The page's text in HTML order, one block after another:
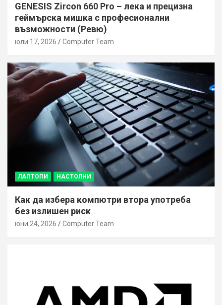
GENESIS Zircon 660 Pro – лека и прецизна
геймърска мишка с професионални
възможности (Ревю)
юли 17, 2026 Computer Team
ЛАПТОПИ НАСТОЛНИ
Как да избера компютри втора употреба
без излишен риск
юни 24, 2026 Computer Team